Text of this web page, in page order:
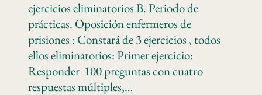
ejercicios eliminatorios B. Periodo de
prácticas. Oposición enfermeros de
prisiones : Constará de 3 ejercicios , todos
ellos eliminatorios: Primer ejercicio:
Responder 100 preguntas con cuatro
respuestas múltiples,…